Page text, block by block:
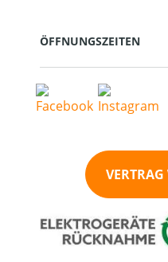
ÖFFNUNGSZEITEN